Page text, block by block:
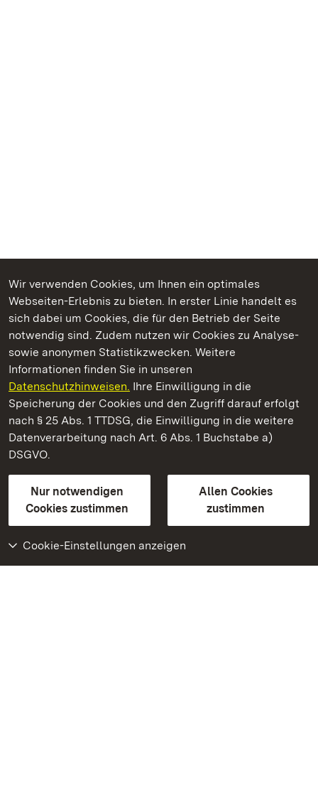
Wir verwenden Cookies, um Ihnen ein optimales
Webseiten-Erlebnis zu bieten. In erster Linie handelt es
sich dabei um Cookies, die für den Betrieb der Seite
notwendig sind. Zudem nutzen wir Cookies zu Analyse-
sowie anonymen Statistikzwecken. Weitere
Informationen finden Sie in unseren
Datenschutzhinweisen. Ihre Einwilligung in die
Speicherung der Cookies und den Zugriff darauf erfolgt
nach § 25 Abs. 1 TTDSG, die Einwilligung in die weitere
Datenverarbeitung nach Art. 6 Abs. 1 Buchstabe a)
DSGVO.
Nur notwendigen
Cookies zustimmen
Allen Cookies
zustimmen
Cookie-Einstellungen anzeigen
Kommen. Staunen. Genießen.
Staatliche Schlösser und Gärten Baden‑Württemberg
Staatliche Schlösser und Gärten Baden-Württemberg
Kontakt
GebärdenspracheLeichte Sprache
Erklärung zur Barrierefreiheit
BITV-konform (geprüfte Seiten)
Weiteres